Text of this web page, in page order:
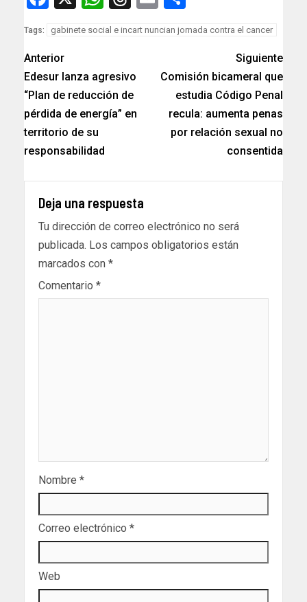
Tags: gabinete social e incart nuncian jornada contra el cancer
Anterior
Edesur lanza agresivo
“Plan de reducción de
pérdida de energía” en
territorio de su
responsabilidad
Siguiente
Comisión bicameral que
estudia Código Penal
recula: aumenta penas
por relación sexual no
consentida
Deja una respuesta
Tu dirección de correo electrónico no será
publicada. Los campos obligatorios están
marcados con *
Comentario *
Nombre *
Correo electrónico *
Web